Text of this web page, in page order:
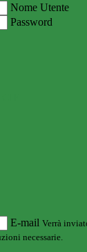
Nome Utente
Password
E-mail Verrà
necessarie.